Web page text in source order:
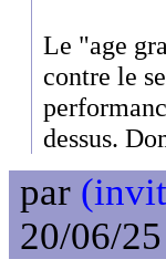
Le "age
contre le
dessus.
par
20/06/